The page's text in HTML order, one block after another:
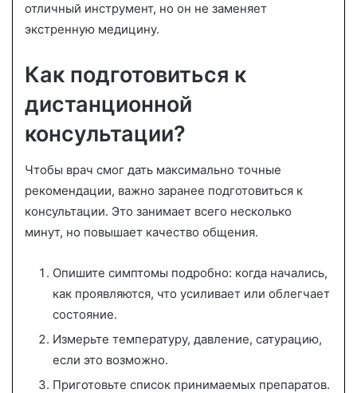
отличный инструмент, но он не заменяет
экстренную медицину.
Как подготовиться к
дистанционной
консультации?
Чтобы врач смог дать максимально точные
рекомендации, важно заранее подготовиться к
консультации. Это занимает всего несколько
минут, но повышает качество общения.
Опишите симптомы подробно: когда начались,
как проявляются, что усиливает или облегчает
состояние.
Измерьте температуру, давление, сатурацию,
если это возможно.
Приготовьте список принимаемых препаратов.